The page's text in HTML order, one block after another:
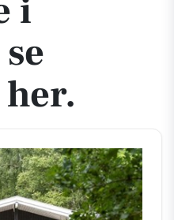
i